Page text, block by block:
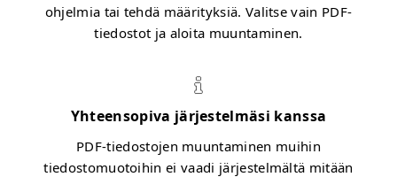
ohjelmia tai tehdä määrityksiä. Valitse vain PDF-
tiedostot ja aloita muuntaminen.
Yhteensopiva järjestelmäsi kanssa
PDF-tiedostojen muuntaminen muihin
tiedostomuotoihin ei vaadi järjestelmältä mitään